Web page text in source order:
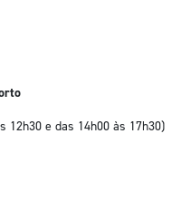
12h30 e das 14h00 às 17h30)